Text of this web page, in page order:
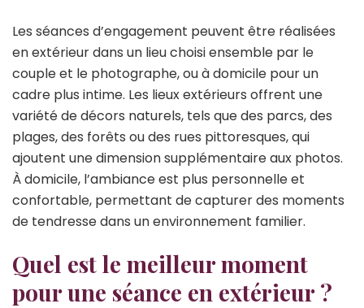
Les séances d’engagement peuvent être réalisées
en extérieur dans un lieu choisi ensemble par le
couple et le photographe, ou à domicile pour un
cadre plus intime. Les lieux extérieurs offrent une
variété de décors naturels, tels que des parcs, des
plages, des forêts ou des rues pittoresques, qui
ajoutent une dimension supplémentaire aux photos.
À domicile, l’ambiance est plus personnelle et
confortable, permettant de capturer des moments
de tendresse dans un environnement familier.
Quel est le meilleur moment
pour une séance en extérieur ?